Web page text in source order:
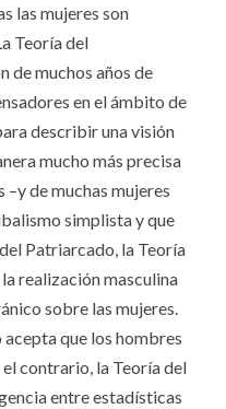
las mujeres son
Teoría del
de muchos años de
en el ámbito de
describir una visión
mucho más precisa
de muchas mujeres
simplista y que
Patriarcado, la Teoría
realización masculina
sobre las mujeres.
que los hombres
contrario, la Teoría del
entre estadísticas